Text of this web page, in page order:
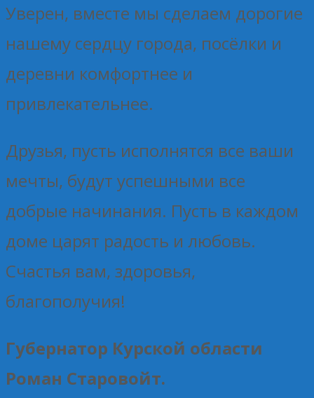
Уверен, вместе мы сделаем дорогие
нашему сердцу города, посёлки и
деревни комфортнее и
привлекательнее.
Друзья, пусть исполнятся все ваши
мечты, будут успешными все
добрые начинания. Пусть в каждом
доме царят радость и любовь.
Счастья вам, здоровья,
благополучия!
Губернатор Курской области
Роман Старовойт.